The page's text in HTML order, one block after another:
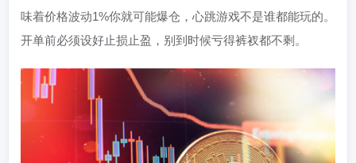
味着价格波动1%你就可能爆仓，心跳游戏不是谁都能玩的。
开单前必须设好止损止盈，别到时候亏得裤衩都不剩。